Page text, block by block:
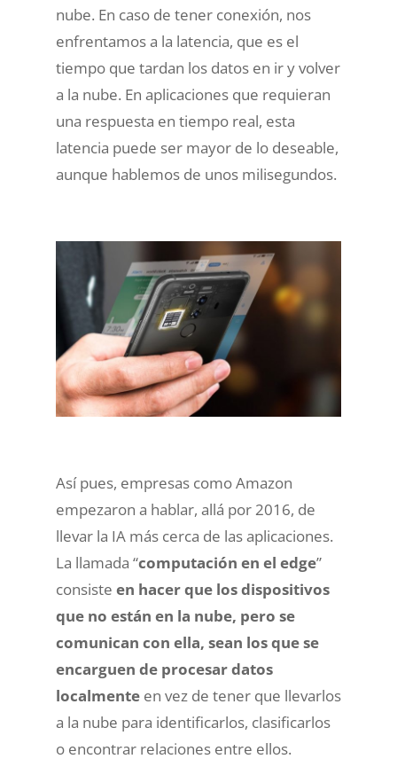
nube. En caso de tener conexión, nos
enfrentamos a la latencia, que es el
tiempo que tardan los datos en ir y volver
a la nube. En aplicaciones que requieran
una respuesta en tiempo real, esta
latencia puede ser mayor de lo deseable,
aunque hablemos de unos milisegundos.
Así pues, empresas como Amazon
empezaron a hablar, allá por 2016, de
llevar la IA más cerca de las aplicaciones.
La llamada “computación en el edge”
consiste en hacer que los dispositivos
que no están en la nube, pero se
comunican con ella, sean los que se
encarguen de procesar datos
localmenteen vez de tener que llevarlos
a la nube para identificarlos, clasificarlos
o encontrar relaciones entre ellos.